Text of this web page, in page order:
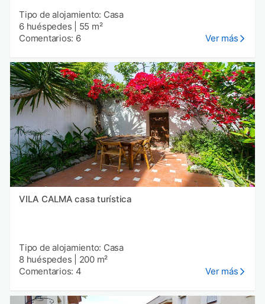
Tipo de alojamiento: Casa
6 huéspedes
55 m²
Comentarios: 6
Ver más
VILA CALMA casa turística
Tipo de alojamiento: Casa
8 huéspedes
200 m²
Comentarios: 4
Ver más